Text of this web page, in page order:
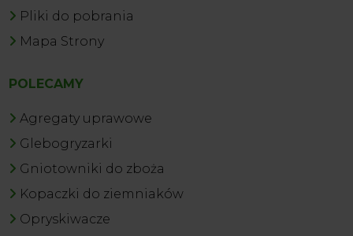
Pliki do pobrania
Mapa Strony
POLECAMY
Agregaty uprawowe
Glebogryzarki
Gniotowniki do zboża
Kopaczki do ziemniaków
Opryskiwacze